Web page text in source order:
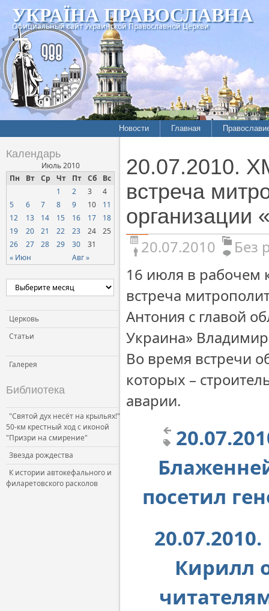
УКРАЇНА ПРАВОСЛАВНА
Официальный сайт Украинской Православной Церкви
Новости Главная
Календарь
Июль 2010
Пн
Вт Ср Чт Пт Сб Вс
« Июн Авг »
1 2 3
4
5
6 7 8 9 10
11
12
13 14 15 16 17
18
19
20 21 22 23 24
25
26
27 28 29 30 31
Церковь
Статьи
Галерея
Библиотека
"Святой дух несёт на крыльях!"
50-км крестный ход с иконой
"Призри на смирение"
Звезда рождества
К истории автокефального и
филаретовского расколов
20.07.2010.
встреча
организации
20.07.2010
Без
16 июля в рабочем
встреча
Антония с главой
Украина»
Во время встречи
которых –
аварии.
посетил
Кирилл